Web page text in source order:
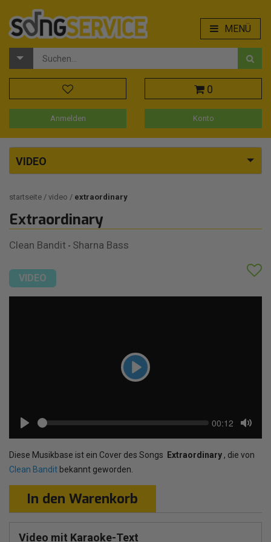
MENÜ
0
Anmelden Konto
VIDEO
startseite video extraordinary
Extraordinary
Clean Bandit - Sharna Bass
VIDEO
Play
Seek Current
00:12
Mute
Diese Musikbase ist ein Cover des Songs Extraordinary , die von
Clean Bandit bekannt geworden.
In den Warenkorb
Video mit Karaoke-Text